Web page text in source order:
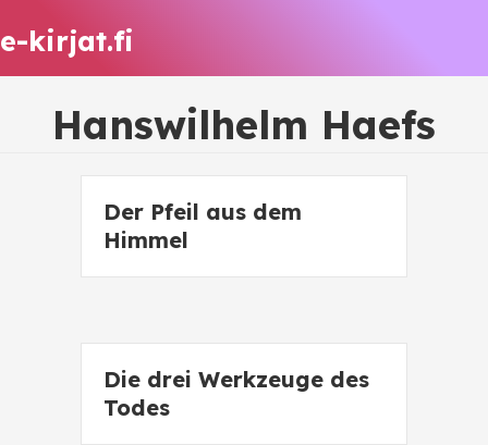
e-kirjat.fi
Hanswilhelm Haefs
Der Pfeil aus dem
Himmel
Die drei Werkzeuge des
Todes